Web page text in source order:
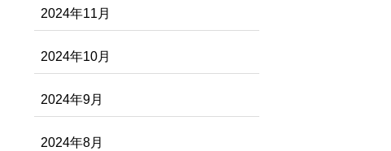
2024年11月
2024年10月
2024年9月
2024年8月